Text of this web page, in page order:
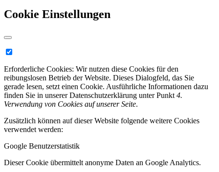
Cookie Einstellungen
Erforderliche Cookies: Wir nutzen diese Cookies für den
reibungslosen Betrieb der Website. Dieses Dialogfeld, das Sie
gerade lesen, setzt einen Cookie. Ausführliche Informationen dazu
finden Sie in unserer Datenschutzerklärung unter Punkt 4.
Verwendung von Cookies auf unserer Seite.
Zusätzlich können auf dieser Website folgende weitere Cookies
verwendet werden:
Google Benutzerstatistik
Dieser Cookie übermittelt anonyme Daten an Google Analytics.